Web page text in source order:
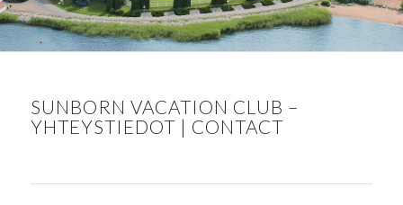
SUNBORN VACATION CLUB –
YHTEYSTIEDOT | CONTACT